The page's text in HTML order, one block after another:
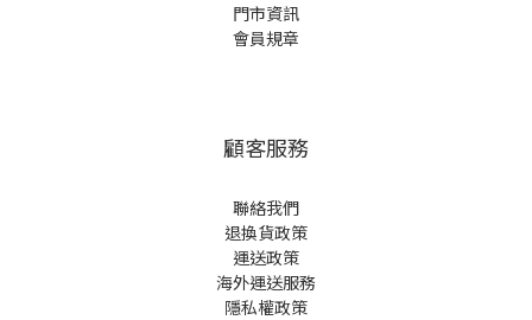
門市資訊
會員規章
顧客服務
聯絡我們
退換貨政策
運送政策
海外運送服務
隱私權政策